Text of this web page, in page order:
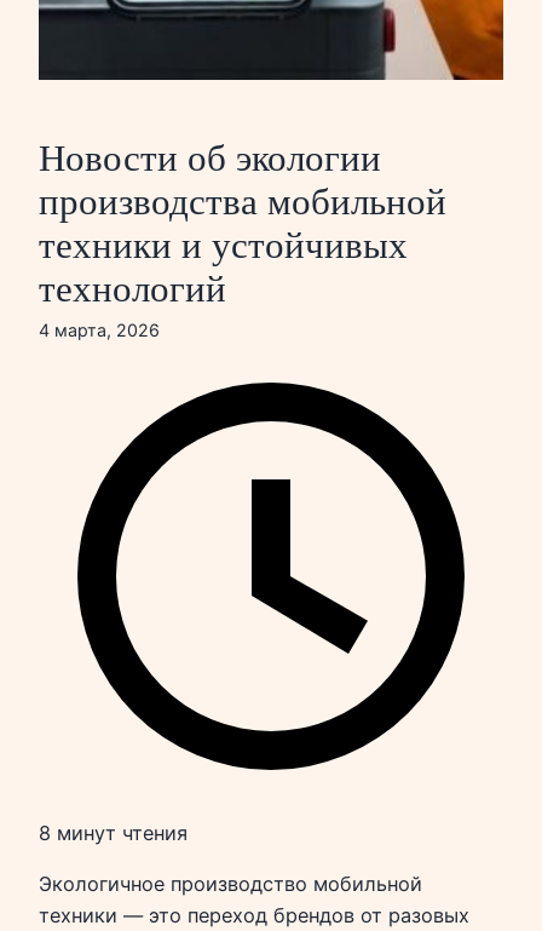
Новости об экологии
производства мобильной
техники и устойчивых
технологий
4 марта, 2026
8 минут чтения
Экологичное производство мобильной
техники — это переход брендов от разовых